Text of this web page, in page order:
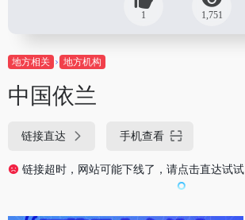
1 1,751
地方相关 地方机构
中国依兰
链接直达 手机查看
链接超时，网站可能下线了，请点击直达试试